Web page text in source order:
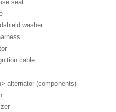
seat
washer
cable
alternator (components)